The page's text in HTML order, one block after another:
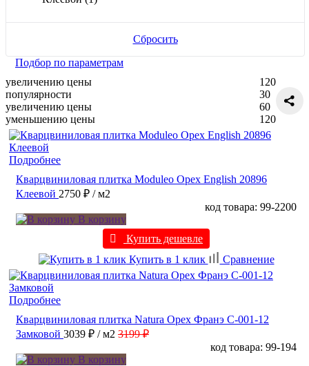
Сбросить
Подбор по параметрам
увеличению цены
популярности
увеличению цены
уменьшению цены
120
30
60
120
Подробнее
Кварцвиниловая плитка Moduleo Орех English 20896
Клеевой 2750 ₽ / м2
код товара: 99-2200
В корзину
Купить дешевле
Купить в 1 клик
Сравнение
Подробнее
Кварцвиниловая плитка Natura Орех Франэ C-001-12
Замковой 3039 ₽ / м2 3199 ₽
код товара: 99-194
В корзину